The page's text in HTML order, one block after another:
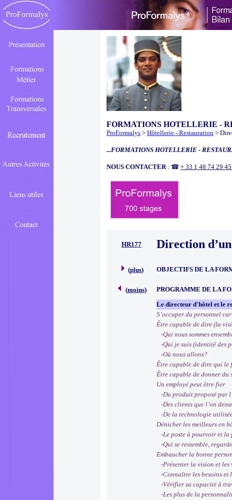
FORMATIONS HOTELLERIE -
ProFormalys > Hôtellerie - Restauration >
...FORMATIONS HOTELLERIE -
NOUS CONTACTER : ☎ + 33 1 48 74 29 45
HR177 Direction
(plus) OBJECTIFS DE LA
(moins)
PROGRAMME DE LA
Le directeur d'hôtel et le
S’occuper du personnel
Être capable de dire (la
-Qui nous sommes
-Qui je suis (identité des
-Où nous allons?
Être capable de dire qui le
Être capable de donner
Un employé peut être fier
-Du produit proposé par
-Des clients que l’on
-De la technologie
Dénicher les meilleurs en
-Le poste à pourvoir et la
-Qui se ressemble,
Embaucher la bonne
-Présenter la vision et les
-Connaître les besoins et
-Vérifier sa capacité à
-Les plus de la